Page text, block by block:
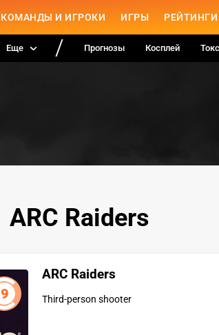
КОМАНДЫ И ИГРОКИ ИГРЫ РЕЙТИНГИ
Еще Прогнозы Косплей
ARC Raiders
9
ARC Raiders
Third-person shooter